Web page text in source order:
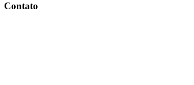
Contato